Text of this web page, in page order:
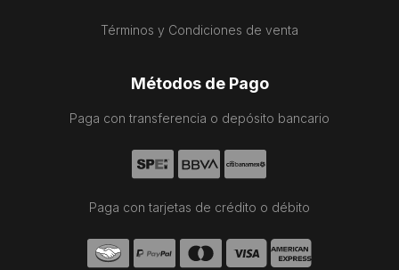
Términos y Condiciones de venta
Métodos de Pago
Paga con transferencia o depósito bancario
Paga con tarjetas de crédito o débito